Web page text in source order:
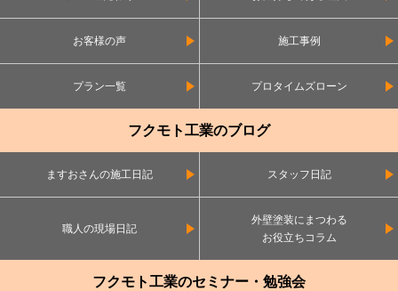
お客様の声 施工事例
プラン一覧 プロタイムズローン
フクモト工業のブログ
ますおさんの施工日記 スタッフ日記
職人の現場日記
外壁塗装にまつわる
お役立ちコラム
フクモト工業のセミナー・勉強会